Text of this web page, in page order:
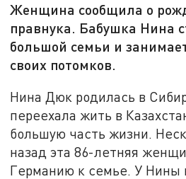
Женщина сообщила о
правнука. Бабушка Нина
большой семьи и
своих потомков.
Нина Дюк родилась в
переехала жить в
большую часть жизни.
назад эта 86-летняя
Германию к семье. У Нины